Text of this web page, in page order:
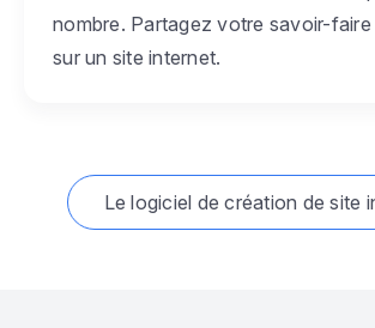
nombre. Partagez votre savoir-faire
sur un site internet.
Le logiciel de création de site